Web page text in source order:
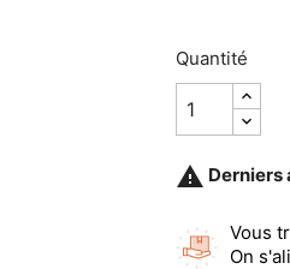
Quantité
 Derniers
Vous
On